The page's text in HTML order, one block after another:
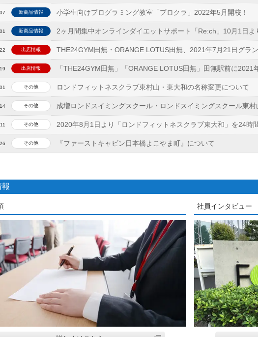
新商品情報 小学生向けプログラミング教室「プロクラ」2022年5月開校！
新商品情報 2ヶ月間集中オンラインダイエットサポート「Re:ch」10月1日よ
出店情報 THE24GYM田無・ORANGE LOTUS田無、2021年7月21日グラ
出店情報 「THE24GYM田無」「ORANGE LOTUS田無」田無駅前に2021
その他 ロンドフィットネスクラブ東村山・東大和の名称変更について
その他 成増ロンドスイミングスクール・ロンドスイミングスクール東
その他 2020年8月1日より「ロンドフィットネスクラブ東大和」を24時
その他 『ファーストキャビン日本橋よこやま町』について
社員インタビュー